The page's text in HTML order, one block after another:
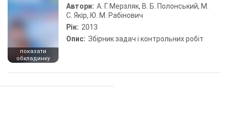
показати
обкладинку
Автори: А. Г. Мерзляк, В. Б. Полонський, М.
С. Якір, Ю. М. Рабінович
Рік: 2013
Опис: Збірник задач і контрольних робіт